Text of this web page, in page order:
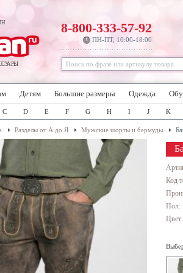
8-800-333-57-92
ПН-ПТ, 10:00-18:00
Детям Большие размеры Одежда
C D E F G H I J K
Разделы от А до Я Мужские шорты и бермуды
Код
Пол: